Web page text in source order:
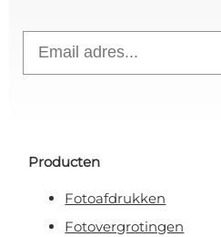
Producten
Fotoafdrukken
Fotovergrotingen